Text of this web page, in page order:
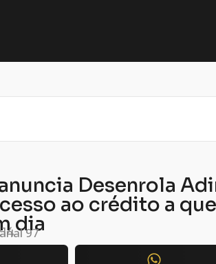
Desenrola
ao crédito a
dia
97